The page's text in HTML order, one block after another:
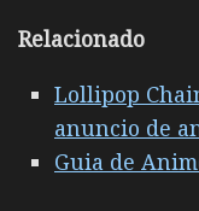
Relacionado
Lollipop
anuncio de
Guia de